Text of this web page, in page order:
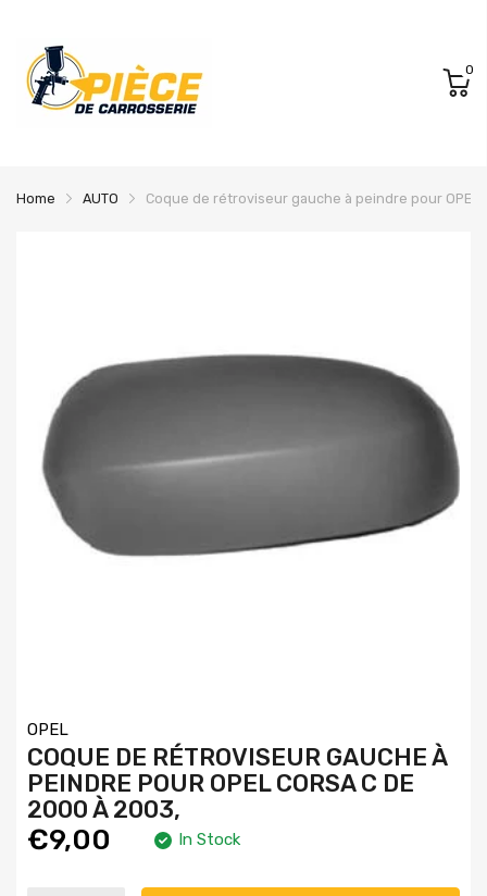
0
Home AUTO Coque de rétroviseur gauche à peindre pour OPEL
OPEL
COQUE DE RÉTROVISEUR GAUCHE À
PEINDRE POUR OPEL CORSA C DE
2000 À 2003,
€9,00 In Stock